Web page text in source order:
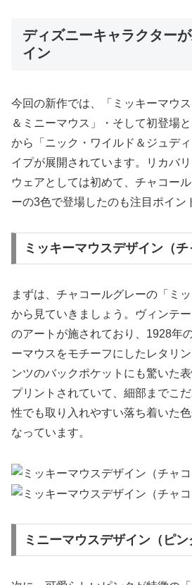
ディズニーキャラクター
イン
今回の新作では、「ミッキーマウ
＆ミニーマウス」・そして初登場
から「ニック・ワイルド＆ジュデ
イプが展開されています。リカバ
ウェアとしては初めて、チャコー
ーの3色で登場したのも注目ポイン
ミッキーマウスデザイン（チ
まずは、チャコールグレーの「ミ
から見ていきましょう。ヴィンテ
のアートが施されており、1928年
ーマウスをモチーフにしたレタリ
ンツのバックポケットにも驚いた
プリントされていて、細部までこ
性でも取り入れやすい落ち着いた
なっています。
ミニーマウスデザイン（ピン